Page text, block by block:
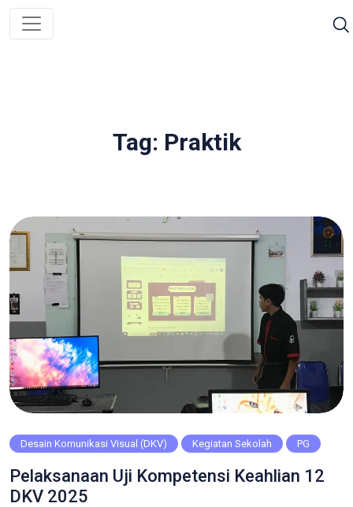
Tag: Praktik
Desain Komunikasi Visual (DKV) Kegiatan Sekolah PG
Pelaksanaan Uji Kompetensi Keahlian 12
DKV 2025